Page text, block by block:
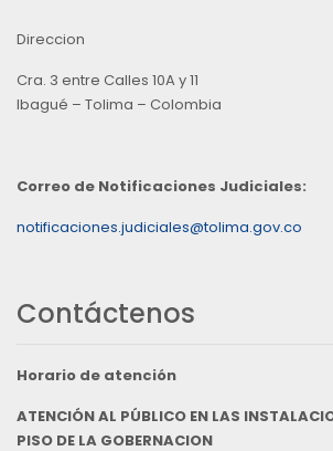
Direccion
Cra. 3 entre Calles 10A y 11
Ibagué – Tolima – Colombia
Correo de Notificaciones Judiciales:
notificaciones.judiciales@tolima.gov.co
Contáctenos
Horario de atención
ATENCIÓN AL PÚBLICO EN LAS
PISO DE LA GOBERNACION